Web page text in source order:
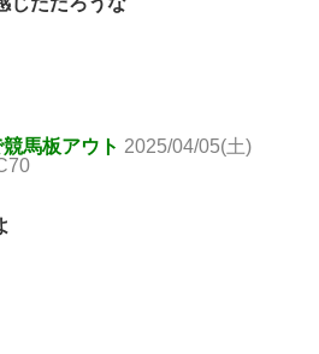
馬板アウト 2025/04/05(土)